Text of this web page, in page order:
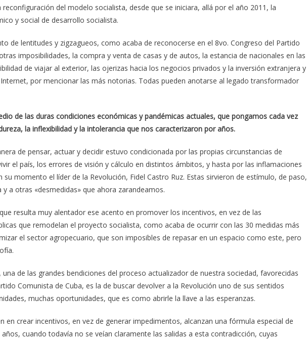
del modelo socialista, desde que se iniciara, allá por el año 2011, la
y social de desarrollo socialista.
de lentitudes y zigzagueos, como acaba de reconocerse en el 8vo. Congreso del Partido
imposibilidades, la compra y venta de casas y de autos, la estancia de nacionales en las
de viajar al exterior, las ojerizas hacia los negocios privados y la inversión extranjera y
por mencionar las más notorias. Todas pueden anotarse al legado transformador
de las duras condiciones económicas y pandémicas actuales, que pongamos cada vez
la inflexibilidad y la intolerancia que nos caracterizaron por años.
de pensar, actuar y decidir estuvo condicionada por las propias circunstancias de
el país, los errores de visión y cálculo en distintos ámbitos, y hasta por las inflamaciones
momento el líder de la Revolución, Fidel Castro Ruz. Estas sirvieron de estímulo, de paso,
a otras «desmedidas» que ahora zarandeamos.
resulta muy alentador ese acento en promover los incentivos, en vez de las
que remodelan el proyecto socialista, como acaba de ocurrir con las 30 medidas más
el sector agropecuario, que son imposibles de repasar en un espacio como este, pero
de las grandes bendiciones del proceso actualizador de nuestra sociedad, favorecidas
Comunista de Cuba, es la de buscar devolver a la Revolución uno de sus sentidos
muchas oportunidades, que es como abrirle la llave a las esperanzas.
en crear incentivos, en vez de generar impedimentos, alcanzan una fórmula especial de
cuando todavía no se veían claramente las salidas a esta contradicción, cuyas